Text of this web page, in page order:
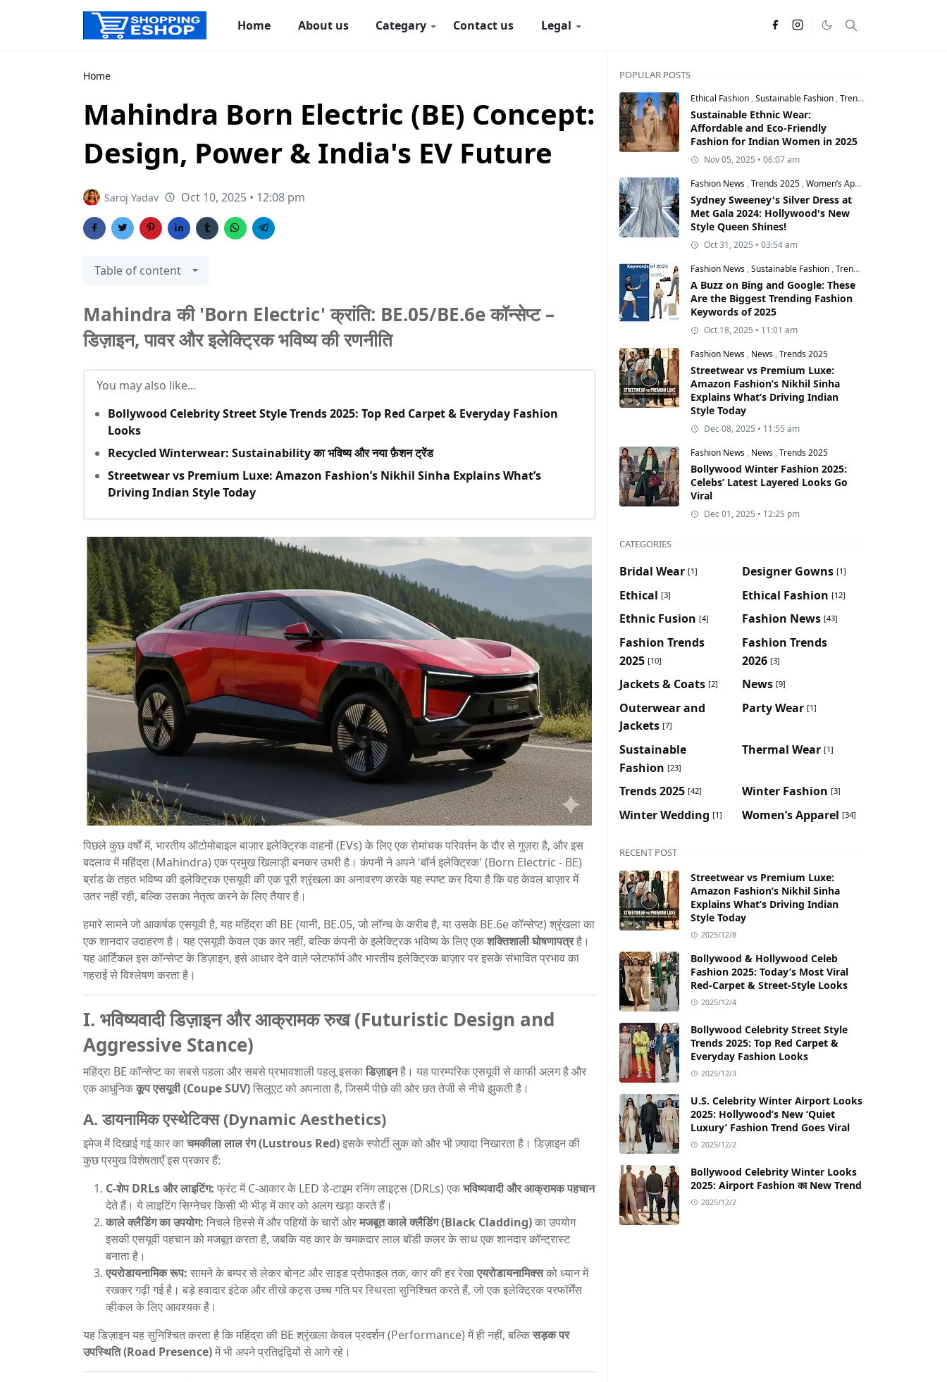
Home About us Categary Contact us Legal
Home
Mahindra Born Electric (BE) Concept:
Design, Power & India's EV Future
Saroj Yadav Oct 10, 2025 • 12:08 pm
Table of content
Mahindra की 'Born Electric' क्रांति: BE.05/BE.6e कॉन्सेप्ट –
डिज़ाइन, पावर और इलेक्ट्रिक भविष्य की रणनीति
You may also like...
Bollywood Celebrity Street Style Trends 2025: Top Red Carpet & Everyday Fashion
Looks
Recycled Winterwear: Sustainability का भविष्य और नया फ़ैशन ट्रेंड
Streetwear vs Premium Luxe: Amazon Fashion’s Nikhil Sinha Explains What’s
Driving Indian Style Today
पिछले कुछ वर्षों में, भारतीय ऑटोमोबाइल बाज़ार इलेक्ट्रिक वाहनों (EVs) के लिए एक रोमांचक परिवर्तन के दौर से गुज़रा है, और इस
बदलाव में महिंद्रा (Mahindra) एक प्रमुख खिलाड़ी बनकर उभरी है। कंपनी ने अपने 'बॉर्न इलेक्ट्रिक' (Born Electric - BE)
ब्रांड के तहत भविष्य की इलेक्ट्रिक एसयूवी की एक पूरी श्रृंखला का अनावरण करके यह स्पष्ट कर दिया है कि वह केवल बाज़ार में
उतर नहीं रही, बल्कि उसका नेतृत्व करने के लिए तैयार है।
हमारे सामने जो आकर्षक एसयूवी है, यह महिंद्रा की BE (यानी, BE.05, जो लॉन्च के करीब है, या उसके BE.6e कॉन्सेप्ट) श्रृंखला का
एक शानदार उदाहरण है। यह एसयूवी केवल एक कार नहीं, बल्कि कंपनी के इलेक्ट्रिक भविष्य के लिए एकशक्तिशाली घोषणापत्रहै।
यह आर्टिकल इस कॉन्सेप्ट के डिज़ाइन, इसे आधार देने वाले प्लेटफॉर्म और भारतीय इलेक्ट्रिक बाज़ार पर इसके संभावित प्रभाव का
गहराई से विश्लेषण करता है।
I. भविष्यवादी डिज़ाइन और आक्रामक रुख (Futuristic Design and
Aggressive Stance)
महिंद्रा BE कॉन्सेप्ट का सबसे पहला और सबसे प्रभावशाली पहलू इसकाडिज़ाइनहै। यह पारम्परिक एसयूवी से काफी अलग है और
एक आधुनिककूप एसयूवी (Coupe SUV)सिलूएट को अपनाता है, जिसमें पीछे की ओर छत तेजी से नीचे झुकती है।
A. डायनामिक एस्थेटिक्स (Dynamic Aesthetics)
इमेज में दिखाई गई कार काचमकीला लाल रंग (Lustrous Red)इसके स्पोर्टी लुक को और भी ज़्यादा निखारता है। डिज़ाइन की
कुछ प्रमुख विशेषताएँ इस प्रकार हैं:
C-शेप DRLs और लाइटिंग: फ्रंट में C-आकार के LED डे-टाइम रनिंग लाइट्स (DRLs) एकभविष्यवादी और आक्रामक पहचान
देते हैं। ये लाइटिंग सिग्नेचर किसी भी भीड़ में कार को अलग खड़ा करते हैं।
काले क्लैडिंग का उपयोग: निचले हिस्से में और पहियों के चारों ओरमजबूत काले क्लैडिंग (Black Cladding)का उपयोग
इसकी एसयूवी पहचान को मजबूत करता है, जबकि यह कार के चमकदार लाल बॉडी कलर के साथ एक शानदार कॉन्ट्रास्ट
बनाता है।
एयरोडायनामिक रूप: सामने के बम्पर से लेकर बोनट और साइड प्रोफाइल तक, कार की हर रेखाएयरोडायनामिक्सको ध्यान में
रखकर गढ़ी गई है। बड़े हवादार इंटेक और तीखे कट्स उच्च गति पर स्थिरता सुनिश्चित करते हैं, जो एक इलेक्ट्रिक परफॉर्मेंस
व्हीकल के लिए आवश्यक है।
यह डिज़ाइन यह सुनिश्चित करता है कि महिंद्रा की BE श्रृंखला केवल प्रदर्शन (Performance) में ही नहीं, बल्किसड़क पर
उपस्थिति (Road Presence)में भी अपने प्रतिद्वंद्वियों से आगे रहे।
POPULAR POSTS
Ethical Fashion ,Sustainable Fashion ,Trends 2025
Sustainable Ethnic Wear:
Affordable and Eco-Friendly
Fashion for Indian Women in 2025
Nov 05, 2025 • 06:07 am
Fashion News ,Trends 2025 ,Women’s Apparel
Sydney Sweeney's Silver Dress at
Met Gala 2024: Hollywood's New
Style Queen Shines!
Oct 31, 2025 • 03:54 am
Fashion News ,Sustainable Fashion ,Trends 2025
A Buzz on Bing and Google: These
Are the Biggest Trending Fashion
Keywords of 2025
Oct 18, 2025 • 11:01 am
Fashion News , News ,Trends 2025
Streetwear vs Premium Luxe:
Amazon Fashion’s Nikhil Sinha
Explains What’s Driving Indian
Style Today
Dec 08, 2025 • 11:55 am
Fashion News , News ,Trends 2025
Bollywood Winter Fashion 2025:
Celebs’ Latest Layered Looks Go
Viral
Dec 01, 2025 • 12:25 pm
CATEGORIES
Bridal Wear [1] Designer Gowns [1]
Ethical [3] Ethical Fashion [12]
Ethnic Fusion [4] Fashion News [43]
Fashion Trends
2025 [10]
Fashion Trends
2026 [3]
Jackets & Coats [2] News [9]
Outerwear and
Jackets [7]
Party Wear [1]
Sustainable
Fashion [23]
Thermal Wear [1]
Trends 2025 [42] Winter Fashion [3]
Winter Wedding [1] Women’s Apparel [34]
RECENT POST
Streetwear vs Premium Luxe:
Amazon Fashion’s Nikhil Sinha
Explains What’s Driving Indian
Style Today
2025/12/8
Bollywood & Hollywood Celeb
Fashion 2025: Today’s Most Viral
Red-Carpet & Street-Style Looks
2025/12/4
Bollywood Celebrity Street Style
Trends 2025: Top Red Carpet &
Everyday Fashion Looks
2025/12/3
U.S. Celebrity Winter Airport Looks
2025: Hollywood’s New ‘Quiet
Luxury’ Fashion Trend Goes Viral
2025/12/2
Bollywood Celebrity Winter Looks
2025: Airport Fashion का New Trend
2025/12/2